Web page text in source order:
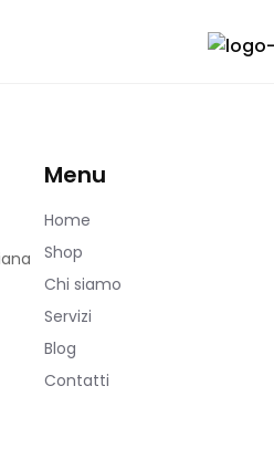
Menu
Home
Shop
Chi siamo
Servizi
Blog
Contatti